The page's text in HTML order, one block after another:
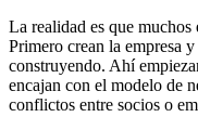
La realidad es que muchos
Primero crean la empresa
construyendo. Ahí
encajan con el modelo de
conflictos entre socios o